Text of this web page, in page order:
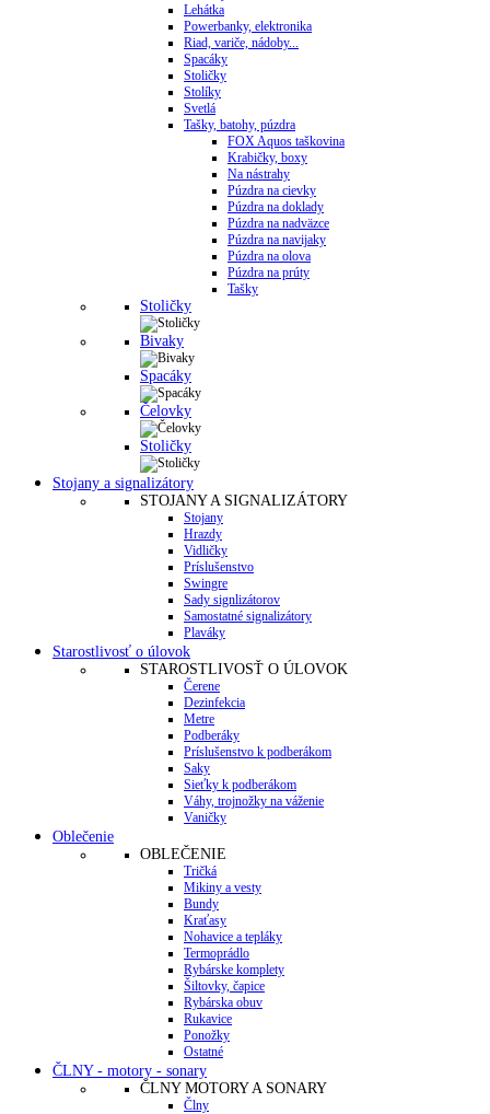
Lehátka
Powerbanky, elektronika
Riad, variče, nádoby...
Spacáky
Stoličky
Stolíky
Svetlá
Tašky, batohy, púzdra
FOX Aquos taškovina
Krabičky, boxy
Na nástrahy
Púzdra na cievky
Púzdra na doklady
Púzdra na nadväzce
Púzdra na navijaky
Púzdra na olova
Púzdra na prúty
Tašky
Stoličky
Bivaky
Spacáky
Čelovky
Stoličky
Stojany a signalizátory
STOJANY A SIGNALIZÁTORY
Stojany
Hrazdy
Vidličky
Príslušenstvo
Swingre
Sady signlizátorov
Samostatné signalizátory
Plaváky
Starostlivosť o úlovok
STAROSTLIVOSŤ O ÚLOVOK
Čerene
Dezinfekcia
Metre
Podberáky
Príslušenstvo k podberákom
Saky
Sieťky k podberákom
Váhy, trojnožky na váženie
Vaničky
Oblečenie
OBLEČENIE
Tričká
Mikiny a vesty
Bundy
Kraťasy
Nohavice a tepláky
Termoprádlo
Rybárske komplety
Šiltovky, čapice
Rybárska obuv
Rukavice
Ponožky
Ostatné
ČLNY - motory - sonary
ČLNY MOTORY A SONARY
Člny